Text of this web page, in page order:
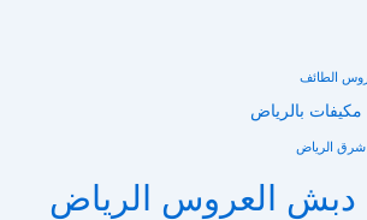
الطائف
بالرياض
الرياض
دبش العروس الرياض